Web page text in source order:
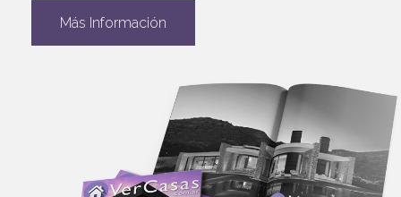
Más Información